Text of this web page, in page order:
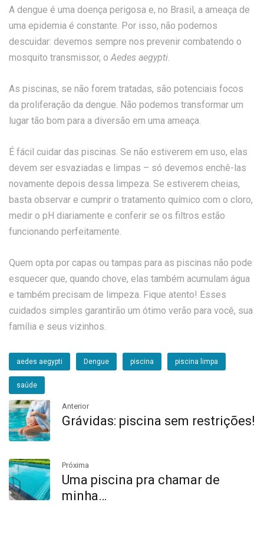
A dengue é uma doença perigosa e, no Brasil, a ameaça de
uma epidemia é constante. Por isso, não podemos
descuidar: devemos sempre nos prevenir combatendo o
mosquito transmissor, oAedes aegypti.
As piscinas, se não forem tratadas, são potenciais focos
da proliferação da dengue. Não podemos transformar um
lugar tão bom para a diversão em uma ameaça.
É fácil cuidar das piscinas. Se não estiverem em uso, elas
devem ser esvaziadas e limpas – só devemos enchê-las
novamente depois dessa limpeza. Se estiverem cheias,
basta observar e cumprir o tratamento químico com o cloro,
medir o pH diariamente e conferir se os filtros estão
funcionando perfeitamente.
Quem opta por capas ou tampas para as piscinas não pode
esquecer que, quando chove, elas também acumulam água
e também precisam de limpeza. Fique atento! Esses
cuidados simples garantirão um ótimo verão para você, sua
família e seus vizinhos.
aedes aegypti Dengue piscina piscina limpa
saúde
Anterior
Grávidas: piscina sem restrições!
Próxima
Uma piscina pra chamar de
minha…